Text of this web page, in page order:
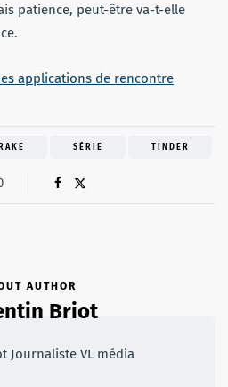
patience, peut-être va-t-elle
applications de rencontre
SÉRIE TINDER
AUTHOR
Briot
Journaliste VL média